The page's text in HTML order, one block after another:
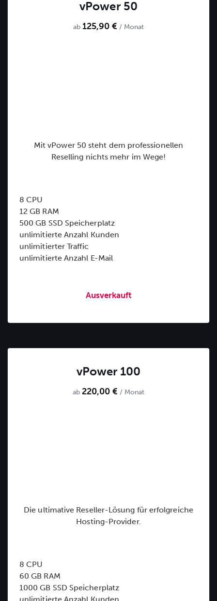
vPower 50
ab125,90 € / Monat
Mit vPower 50 steht dem professionellen
Reselling nichts mehr im Wege!
8 CPU
12 GB RAM
500 GB SSD Speicherplatz
unlimitierte Anzahl Kunden
unlimitierter Traffic
unlimitierte Anzahl E-Mail
Ausverkauft
vPower 100
ab220,00 € / Monat
Die ultimative Reseller-Lösung für erfolgreiche
Hosting-Provider.
8 CPU
60 GB RAM
1000 GB SSD Speicherplatz